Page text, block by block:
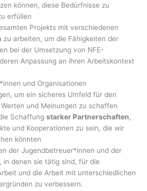
können, diese Bedürfnisse zu
erfüllen
Projekts mit verschiedenen
zu arbeiten, um die Fähigkeiten der
bei der Umsetzung von NFE-
Anpassung an ihren Arbeitskontext
und Organisationen
um ein sicheres Umfeld für den
und Meinungen zu schaffen
Schaffungstarker Partnerschaften,
und Kooperationen zu sein, die wir
könnten
der Jugendbetreuer*innen und der
in denen sie tätig sind, für die
und die Arbeit mit unterschiedlichen
zu verbessern.